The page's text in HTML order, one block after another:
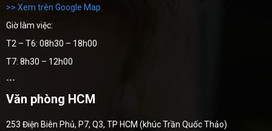
>> Xem trên Google Map
Giờ làm việc:
T2 – T6: 08h30 – 18h00
T7: 8h30 – 12h00
---
Văn phòng HCM
253 Điện Biên Phủ, P7, Q3, TP HCM (khúc Trần Quốc Thảo)